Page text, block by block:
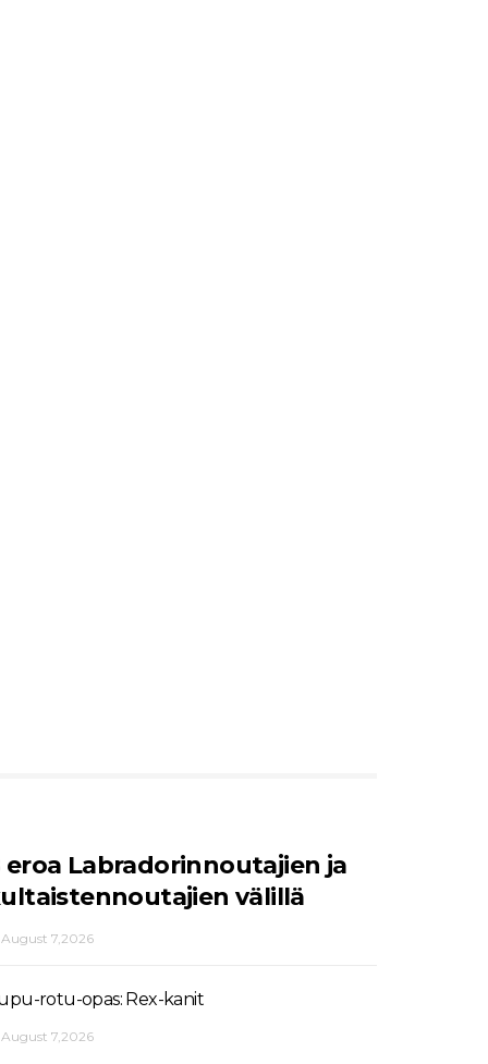
eroa Labradorinnoutajien ja
välillä
August 7,2026
rotu-opas: Rex-kanit
August 7,2026